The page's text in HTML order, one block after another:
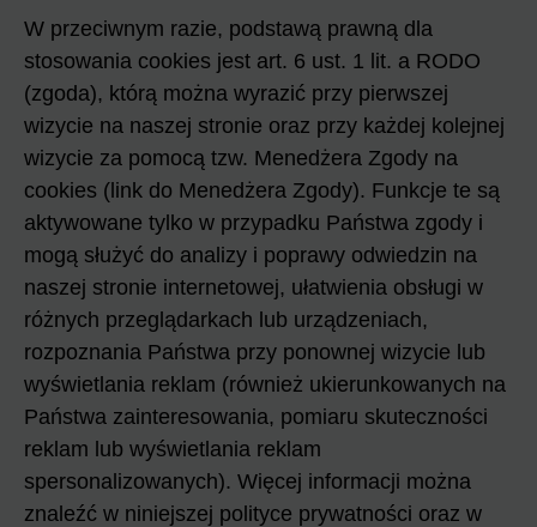
W przeciwnym razie, podstawą prawną dla
stosowania cookies jest art. 6 ust. 1 lit. a RODO
(zgoda), którą można wyrazić przy pierwszej
wizycie na naszej stronie oraz przy każdej kolejnej
wizycie za pomocą tzw. Menedżera Zgody na
cookies (link do Menedżera Zgody). Funkcje te są
aktywowane tylko w przypadku Państwa zgody i
mogą służyć do analizy i poprawy odwiedzin na
naszej stronie internetowej, ułatwienia obsługi w
różnych przeglądarkach lub urządzeniach,
rozpoznania Państwa przy ponownej wizycie lub
wyświetlania reklam (również ukierunkowanych na
Państwa zainteresowania, pomiaru skuteczności
reklam lub wyświetlania reklam
spersonalizowanych). Więcej informacji można
znaleźć w niniejszej polityce prywatności oraz w